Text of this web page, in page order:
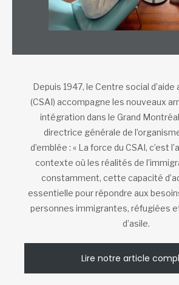
Depuis 1947, le Centre social
(CSAI) accompagne les nouveaux
intégration dans le Grand
directrice générale de
d’emblée : « La force du CSAI, c’est
contexte où les réalités de
constamment, cette capacité
essentielle pour répondre aux
personnes immigrantes, réfugiées
d’asile.
Lire notre article